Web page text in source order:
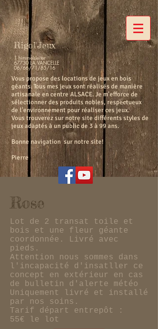
Rigol'Jeux
1 himmelsleiter
67730 LA VANCELLE
06/66/71/85/16
Vous propose des locations de jeux en bois
géants. Tous mes jeux sont réalisés de manière
artisanale en centre ALSACE. Je m'efforce de
sélectionner des produits nobles, respectueux
de l'environnement pour réaliser ces jeux.
Vous trouverez sur notre site différents styles de
jeux adaptés à un public de 3 à 99 ans.
Bonne navigation sur notre site!
Pierre
Rose
Lot de 2 transat toile et
bois et une fleur géante
coordonnée. Livré avec
pieds.
Attention nous sommes dans
l'incapacité d'insatller ce
concept en extérieur en cas
de bulletin d'alerte météo
Uniquement livré et installé
par nos soins.
Tarif départ entrepôt :
55€ le lot